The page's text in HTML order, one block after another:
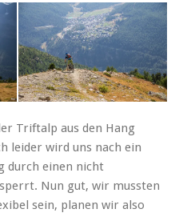
Triftalp aus den Hang
leider wird uns nach ein
durch einen nicht
Nun gut, wir mussten
sein, planen wir also